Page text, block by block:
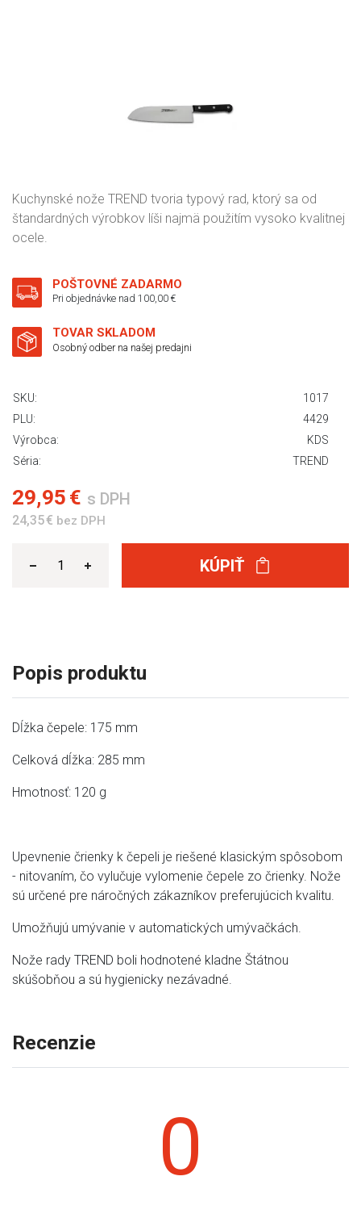
Kuchynské nože TREND tvoria typový rad, ktorý sa od
štandardných výrobkov líši najmä použitím vysoko kvalitnej
ocele.
POŠTOVNÉ ZADARMO
Pri objednávke nad 100,00 €
TOVAR SKLADOM
Osobný odber na našej predajni
SKU:
1017
PLU:
4429
Výrobca:
KDS
Séria:
TREND
29,95 € s DPH
24,35 € bez DPH
KÚPIŤ
Popis produktu
Dĺžka čepele: 175 mm
Celková dĺžka: 285 mm
Hmotnosť: 120 g
Upevnenie črienky k čepeli je riešené klasickým spôsobom
- nitovaním, čo vylučuje vylomenie čepele zo črienky. Nože
sú určené pre náročných zákazníkov preferujúcich kvalitu.
Umožňujú umývanie v automatických umývačkách.
Nože rady TREND boli hodnotené kladne Štátnou
skúšobňou a sú hygienicky nezávadné.
Recenzie
0